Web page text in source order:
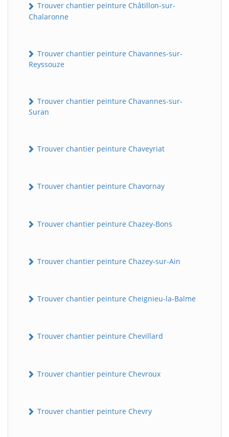
Trouver chantier peinture Châtillon-sur-
Chalaronne
Trouver chantier peinture Chavannes-sur-
Reyssouze
Trouver chantier peinture Chavannes-sur-
Suran
Trouver chantier peinture Chaveyriat
Trouver chantier peinture Chavornay
Trouver chantier peinture Chazey-Bons
Trouver chantier peinture Chazey-sur-Ain
Trouver chantier peinture Cheignieu-la-Balme
Trouver chantier peinture Chevillard
Trouver chantier peinture Chevroux
Trouver chantier peinture Chevry